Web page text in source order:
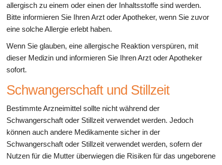
allergisch zu einem oder einen der Inhaltsstoffe sind werden.
Bitte informieren Sie Ihren Arzt oder Apotheker, wenn Sie zuvor
eine solche Allergie erlebt haben.
Wenn Sie glauben, eine allergische Reaktion verspüren, mit
dieser Medizin und informieren Sie Ihren Arzt oder Apotheker
sofort.
Schwangerschaft und Stillzeit
Bestimmte Arzneimittel sollte nicht während der
Schwangerschaft oder Stillzeit verwendet werden. Jedoch
können auch andere Medikamente sicher in der
Schwangerschaft oder Stillzeit verwendet werden, sofern der
Nutzen für die Mutter überwiegen die Risiken für das ungeborene